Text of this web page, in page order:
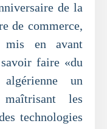
de la
de commerce,
en avant
faire «du
un
les
technologies